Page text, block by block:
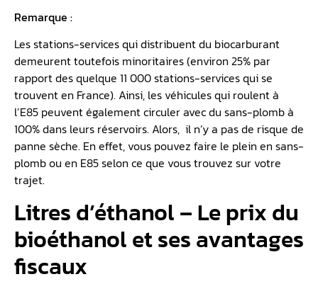
Remarque :
Les stations-services qui distribuent du biocarburant
demeurent toutefois minoritaires (environ 25% par
rapport des quelque 11 000 stations-services qui se
trouvent en France). Ainsi, les véhicules qui roulent à
l’E85 peuvent également circuler avec du sans-plomb à
100% dans leurs réservoirs. Alors, il n’y a pas de risque de
panne sèche. En effet, vous pouvez faire le plein en sans-
plomb ou en E85 selon ce que vous trouvez sur votre
trajet.
Litres d’éthanol – Le prix du
bioéthanol et ses avantages
fiscaux